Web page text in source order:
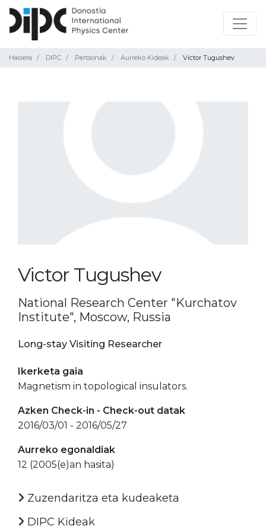
Hasiera DIPC Pertsonak Aurreko Kideak Victor Tugushev
Victor Tugushev
National Research Center "Kurchatov
Institute", Moscow, Russia
Long-stay Visiting Researcher
Ikerketa gaia
Magnetism in topological insulators.
Azken Check-in - Check-out datak
2016/03/01 - 2016/05/27
Aurreko egonaldiak
12 (2005(e)an hasita)
Zuzendaritza eta kudeaketa
DIPC Kideak